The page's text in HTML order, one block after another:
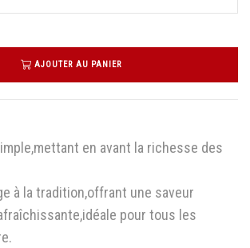
AJOUTER AU PANIER
en avant la richesse des
à la tradition,offrant une saveur
pour tous les